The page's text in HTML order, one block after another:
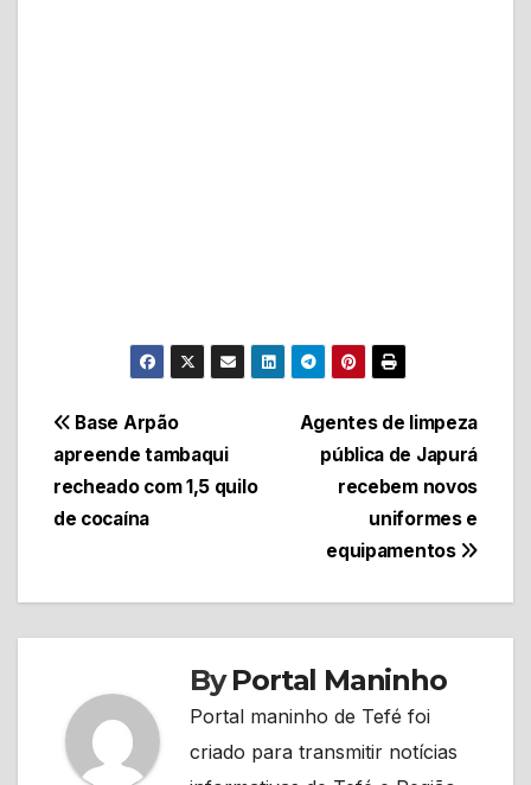
Navegação
de
Post
Agentes de limpeza
pública de Japurá
recebem novos
uniformes e
equipamentos
Base Arpão
apreende tambaqui
recheado com 1,5 quilo
de cocaína
ByPortal Maninho
Portal maninho de Tefé foi
criado para transmitir notícias